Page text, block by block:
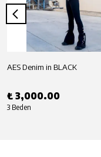
AES Denim in BLACK
₺ 3,000.00
3 Beden